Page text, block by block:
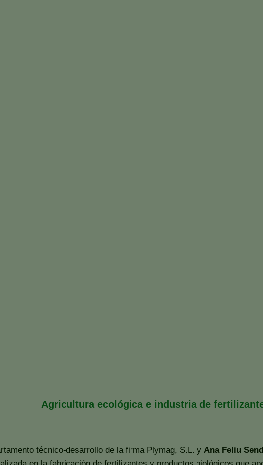
Agricultura ecológica e industria de
técnico-desarrollo de la firma Plymag, S.L. y Ana Feliu
en la fabricación de fertilizantes y productos biológicos que